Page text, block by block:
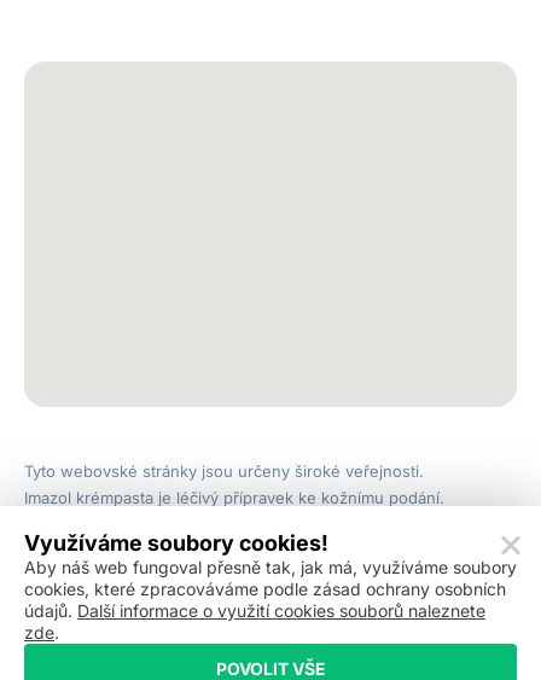
Tyto webovské stránky jsou určeny široké veřejnosti.
Imazol krémpasta je léčivý přípravek ke kožnímu podání.
zdravotního pojištění. Imazol Plus je léčivý přípravek ke kožnímu
podání. Obsahuje klotrimazol a hexamidin. Léčivý přípravek není
hrazen z veřejného zdravotního pojištění. Čtěte pečlivě
příbalovou informaci. Mycogel je kosmetický přípravek.
Využíváme soubory cookies!
Aby náš web fungoval přesně tak, jak má, využíváme soubory
cookies, které zpracováváme podle zásad ochrany osobních
údajů. Další informace o využití cookies souborů naleznete
zde.
POVOLIT VŠE